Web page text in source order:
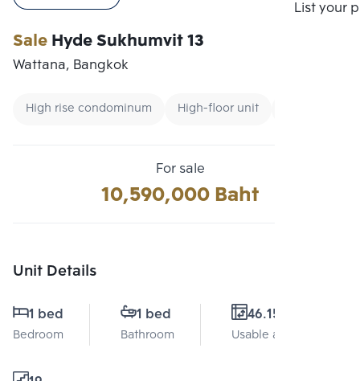
List your
SaleHyde Sukhumvit 13
Wattana, Bangkok
High rise condominum High-floor unit
For sale
10,590,000 Baht
Unit Details
1 bed
Bedroom
1 bed
Bathroom
46.15 Sq.m.
Usable area